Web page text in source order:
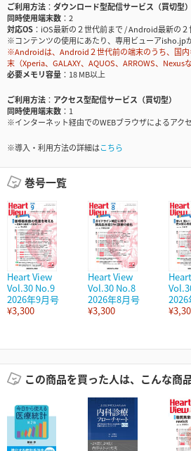
ご利用方法
ダウンロード型配信サービス（買切型）
同時使用端末数
2
対応OS
iOS最新の２世代前まで / Android最新の２
※コンテンツの使用にあたり、専用ビューアisho.jp
※Androidは、Android２世代前の端末のうち、国内
末（Xperia、GALAXY、AQUOS、ARROWS、
必要メモリ容量
18 MB以上
ご利用方法
アクセス型配信サービス（買切型）
同時使用端末数
1
※インターネット経由でのWEBブラウザによるアク
※導入・利用方法の詳細はこちら
巻号一覧
Heart View
Vol.30 No.9
2026年9月号
¥3,300
Heart View
Vol.30 No.8
2026年8月号
¥3,300
2026
この商品を買った人は、こんな商